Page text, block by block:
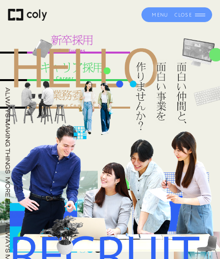
MENU CLOSE
新卒採用
New Graduates
キャリア採用
Career
業務委託
Outsourcing Contract